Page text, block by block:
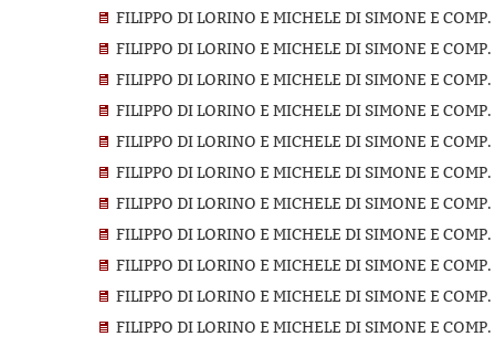
FILIPPO DI LORINO E MICHELE DI SIMONE E
FILIPPO DI LORINO E MICHELE DI SIMONE E
FILIPPO DI LORINO E MICHELE DI SIMONE E
FILIPPO DI LORINO E MICHELE DI SIMONE E
FILIPPO DI LORINO E MICHELE DI SIMONE E
FILIPPO DI LORINO E MICHELE DI SIMONE E
FILIPPO DI LORINO E MICHELE DI SIMONE E
FILIPPO DI LORINO E MICHELE DI SIMONE E
FILIPPO DI LORINO E MICHELE DI SIMONE E
FILIPPO DI LORINO E MICHELE DI SIMONE E
FILIPPO DI LORINO E MICHELE DI SIMONE E